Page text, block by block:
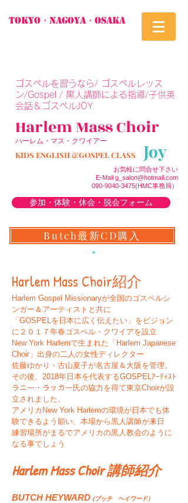
TOKYO・Nagoya・Osaka
​ゴスペルを習うなら/ ゴスペルレッス
ン/Gospel / 黒人講師による指導/子供英
会話＆ゴスペルJOY
Harlem Mass Choir
ハーレム・マス・クワイアー
KIDS ENGLISH &GOSPEL CLASS Joy
お気軽に問合せ下さい
E-Mail g_salon@hotmail.com
090-9040-3475(HMC事務局）
参加・体験・休会・脱会フォーム
Butch最新CD購入
Harlem Mass Choir紹介
Harlem Gospel Missionaryが全国のゴスペルシ
ンガー＆アーティストと共に
「GOSPELを日本に広く伝えたい」をビジョン
に２０１７年春ゴスペル・クワイアを設立
New York Harlemで生まれた「Harlem Japanese
Choir」出身の二人の女性ディレクター
佐藤ゆかり・古山夏子が名古屋＆大阪を管理。
その後、2018年日本を代表するGOSPELｱｰﾃｨｽﾄ
ラニー・ラッカー氏の協力を得て東京Choirが設
立されました。
アメリカNew York Harlemの環境が日本でも体
験できるよう願い、本場から黒人講師が来日
練習場所がまるでアメリカの黒人教会のように
なる事でしょう
Harlem Mass Choir 講師紹介
BUTCH HEYWARD (ブッチ ヘイワード）